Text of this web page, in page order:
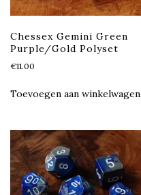
Chessex Gemini Green
Purple/Gold Polyset
€11.00
Toevoegen aan winkelwagen